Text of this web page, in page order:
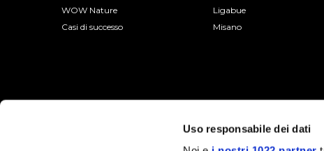
Uso responsabile dei dati
WOW Nature
Casi di successo
Ligabue
Misano